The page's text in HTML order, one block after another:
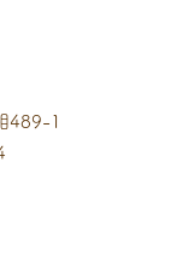
489-1